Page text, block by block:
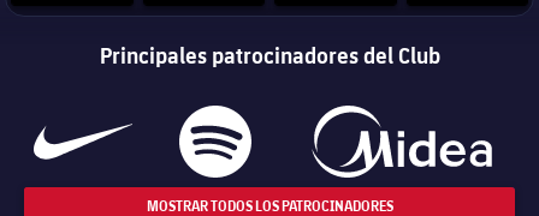
Principales patrocinadores del Club
MOSTRAR TODOS LOS PATROCINADORES